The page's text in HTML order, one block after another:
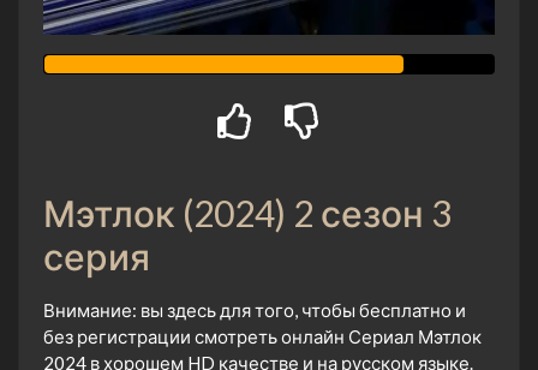
Мэтлок (2024) 2 сезон 3
серия
Внимание: вы здесь для того, чтобы бесплатно и
без регистрации смотреть онлайн Сериал Мэтлок
2024 в хорошем HD качестве и на русском языке.